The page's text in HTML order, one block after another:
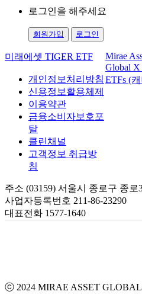
로그인을 해주세요
회원가입 로그인
미래에셋 TIGER ETF
개인정보처리방침
신용정보활용체제
이용약관
금융소비자보호포
탈
클린채널
고객정보 취급방
침
Mirae
Global
ETFs (
주소 (03159) 서울시 종로구 종로
사업자등록번호 211-86-23290
대표전화 1577-1640
ⓒ 2024 MIRAE ASSET